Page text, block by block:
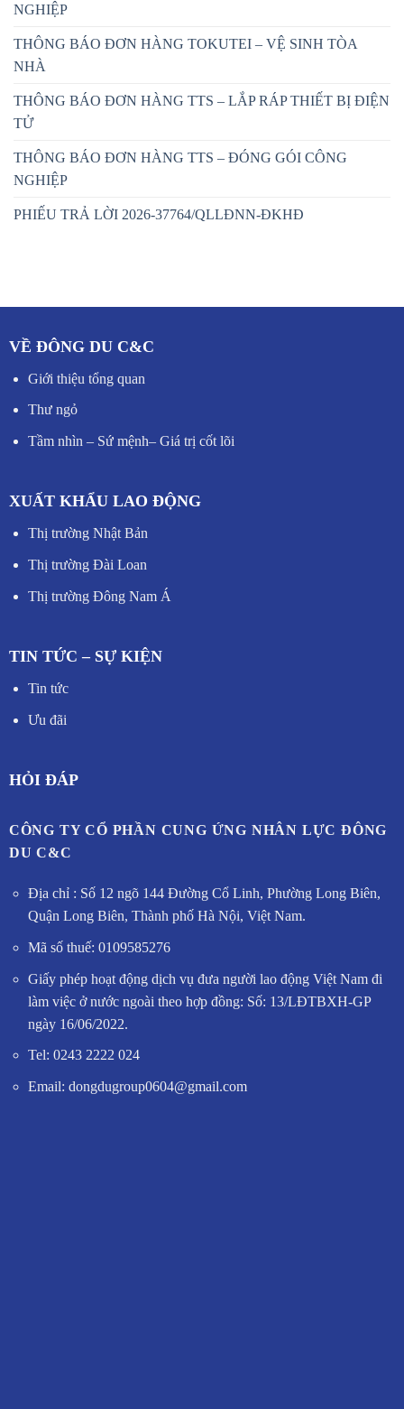
NGHIỆP
THÔNG BÁO ĐƠN HÀNG TOKUTEI – VỆ SINH TÒA
NHÀ
THÔNG BÁO ĐƠN HÀNG TTS – LẮP RÁP THIẾT BỊ ĐIỆN
TỬ
THÔNG BÁO ĐƠN HÀNG TTS – ĐÓNG GÓI CÔNG
NGHIỆP
PHIẾU TRẢ LỜI 2026-37764/QLLĐNN-ĐKHĐ
VỀ ĐÔNG DU C&C
Giới thiệu tổng quan
Thư ngỏ
Tầm nhìn – Sứ mệnh–Giá trị cốt lõi
XUẤT KHẨU LAO ĐỘNG
Thị trường Nhật Bản
Thị trường Đài Loan
Thị trường Đông Nam Á
TIN TỨC – SỰ KIỆN
Tin tức
Ưu đãi
HỎI ĐÁP
CÔNG TY CỔ PHẦN CUNG ỨNG NHÂN LỰC ĐÔNG
DU C&C
Địa chỉ : Số 12 ngõ 144 Đường Cổ Linh, Phường Long Biên,
Quận Long Biên, Thành phố Hà Nội, Việt Nam.
Mã số thuế: 0109585276
Giấy phép hoạt động dịch vụ đưa người lao động Việt Nam đi
làm việc ở nước ngoài theo hợp đồng: Số: 13/LĐTBXH-GP
ngày 16/06/2022.
Tel: 0243 2222 024
Email: dongdugroup0604@gmail.com